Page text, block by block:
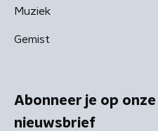
Muziek
Gemist
Abonneer je op
nieuwsbrief